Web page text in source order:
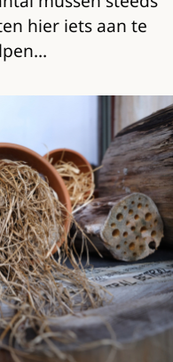
hier iets aan te